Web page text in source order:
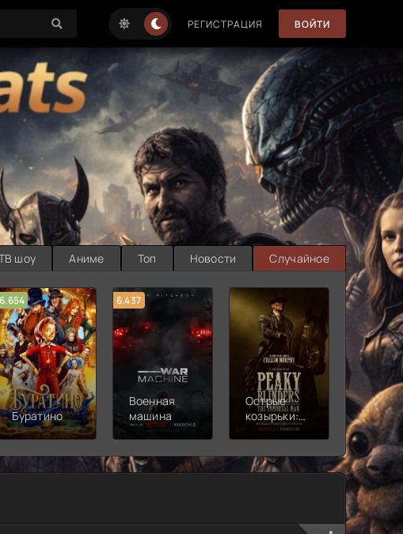
РЕГИСТРАЦИЯ ВОЙТИ
шоу Аниме Топ Новости Случайное
6.654
Буратино
6.437
Военная
машина
Острые
козырьки:
Бессмертный
7.187
2